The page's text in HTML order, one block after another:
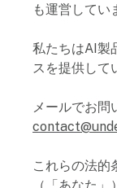
も運営してい
私たちはAI製
スを提供して
メールでお問
これらの法的